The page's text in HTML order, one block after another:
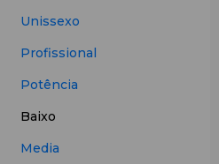
Unissexo
Profissional
Potência
Baixo
Media